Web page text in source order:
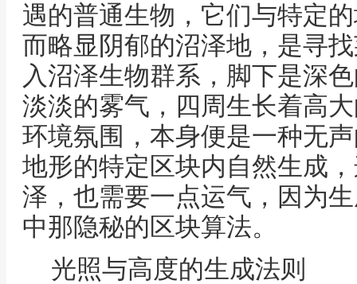
遇的普通生物，它们与特定
而略显阴郁的沼泽地，是寻
入沼泽生物群系，脚下是深
淡淡的雾气，四周生长着高
环境氛围，本身便是一种无
地形的特定区块内自然生成
泽，也需要一点运气，因为
中那隐秘的区块算法。
光照与高度的生成法则